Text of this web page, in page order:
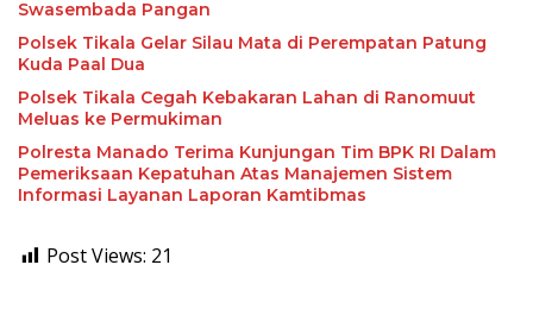
Swasembada Pangan
Polsek Tikala Gelar Silau Mata di Perempatan Patung
Kuda Paal Dua
Polsek Tikala Cegah Kebakaran Lahan di Ranomuut
Meluas ke Permukiman
Polresta Manado Terima Kunjungan Tim BPK RI Dalam
Pemeriksaan Kepatuhan Atas Manajemen Sistem
Informasi Layanan Laporan Kamtibmas
Post Views: 21